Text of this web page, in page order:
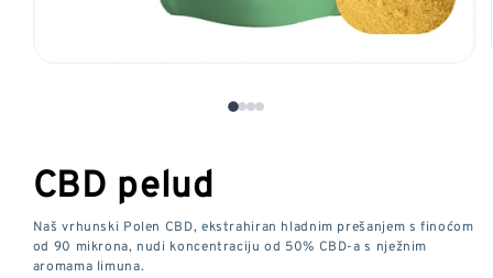
prozoru
CBD pelud
Naš vrhunski Polen CBD, ekstrahiran hladnim prešanjem s finoćom
od 90 mikrona, nudi koncentraciju od 50% CBD-a s nježnim
aromama limuna.